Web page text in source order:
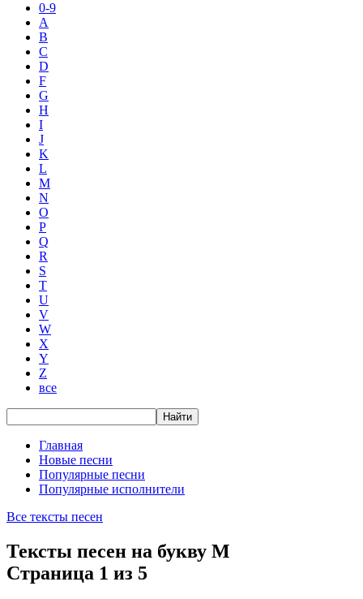
0-9
A
B
C
D
F
G
H
I
J
K
L
M
N
O
P
Q
R
S
T
U
V
W
X
Y
Z
все
Главная
Новые песни
Популярные песни
Популярные исполнители
Все тексты песен
Тексты песен на букву М
Страница 1 из 5